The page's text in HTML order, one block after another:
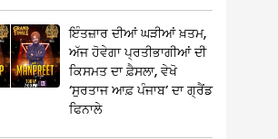
ਇੰਤਜ਼ਾਰ ਦੀਆਂ ਘੜੀਆਂ ਖ਼ਤਮ,
ਅੱਜ ਹੋਵੇਗਾ ਪ੍ਰਤੀਭਾਗੀਆਂ ਦੀ
ਕਿਸਮਤ ਦਾ ਫ਼ੈਸਲਾ, ਵੇਖੋ
‘ਸੁਰਤਾਜ ਆਫ਼ ਪੰਜਾਬ’ ਦਾ ਗ੍ਰੈਂਡ
ਫਿਨਾਲੇ